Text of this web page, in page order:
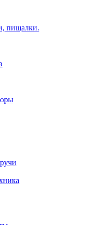
пищалки.